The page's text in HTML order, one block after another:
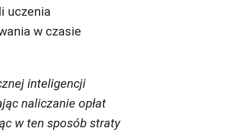
uczenia
w czasie
inteligencji
naliczanie opłat
w ten sposób straty